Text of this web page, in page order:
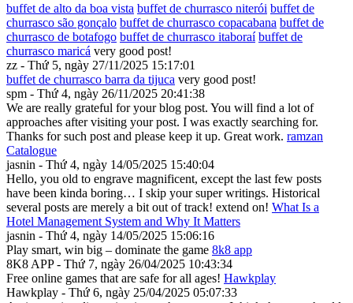
buffet de alto da boa vista buffet de churrasco niterói buffet de
churrasco são gonçalo buffet de churrasco copacabana buffet de
churrasco de botafogo buffet de churrasco itaboraí buffet de
churrasco maricá very good post!
zz - Thứ 5, ngày 27/11/2025 15:17:01
buffet de churrasco barra da tijuca very good post!
spm - Thứ 4, ngày 26/11/2025 20:41:38
We are really grateful for your blog post. You will find a lot of
approaches after visiting your post. I was exactly searching for.
Thanks for such post and please keep it up. Great work. ramzan
Catalogue
jasnin - Thứ 4, ngày 14/05/2025 15:40:04
Hello, you old to engrave magnificent, except the last few posts
have been kinda boring… I skip your super writings. Historical
several posts are merely a bit out of track! extend on! What Is a
Hotel Management System and Why It Matters
jasnin - Thứ 4, ngày 14/05/2025 15:06:16
Play smart, win big – dominate the game 8k8 app
8K8 APP - Thứ 7, ngày 26/04/2025 10:43:34
Free online games that are safe for all ages! Hawkplay
Hawkplay - Thứ 6, ngày 25/04/2025 05:07:33